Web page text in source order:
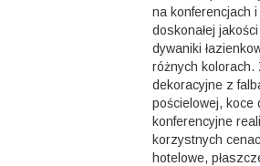
na konferencjach
doskonałej
dywaniki
różnych kolorach.
dekoracyjne z
pościelowej, koce
konferencyjne
korzystnych
hotelowe,